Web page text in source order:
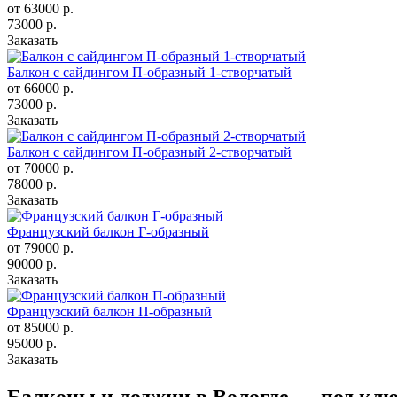
от 63000 р.
73000 р.
Заказать
Балкон с сайдингом П-образный 1-створчатый
от 66000 р.
73000 р.
Заказать
Балкон с сайдингом П-образный 2-створчатый
от 70000 р.
78000 р.
Заказать
Французский балкон Г-образный
от 79000 р.
90000 р.
Заказать
Французский балкон П-образный
от 85000 р.
95000 р.
Заказать